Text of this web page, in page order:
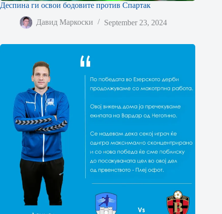
Деспина ги освои бодовите против Спартак
Давид Маркоски September 23, 2024